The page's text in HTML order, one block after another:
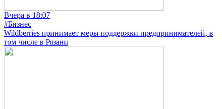
Вчера в 18:07
#Бизнес
Wildberries принимает меры поддержки предпринимателей, в
том числе в Рязани